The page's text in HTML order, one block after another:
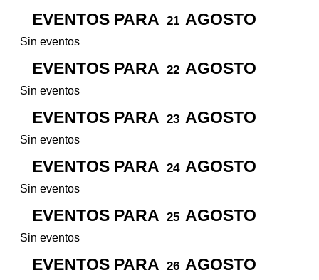
EVENTOS PARA 21 AGOSTO
Sin eventos
EVENTOS PARA 22 AGOSTO
Sin eventos
EVENTOS PARA 23 AGOSTO
Sin eventos
EVENTOS PARA 24 AGOSTO
Sin eventos
EVENTOS PARA 25 AGOSTO
Sin eventos
EVENTOS PARA 26 AGOSTO